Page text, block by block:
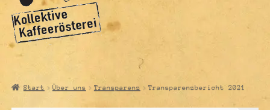
Webshop – Verkauf
Verkaufsstellen
Start Über uns Transparenz Transparenzbericht 2021